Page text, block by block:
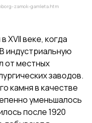
zamok-gamleta.htm
XVII веке, когда
индустриальную
от местных
заводов.
камня в качестве
уменьшалось
после 1920